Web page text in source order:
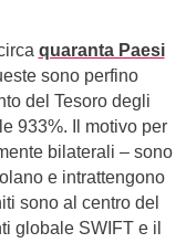
quaranta Paesi
sono perfino
del Tesoro degli
933%. Il motivo per
bilaterali – sono
e intrattengono
sono al centro del
globale SWIFT e il